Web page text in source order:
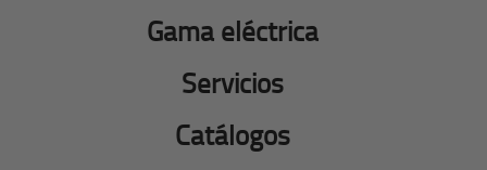
Gama eléctrica
Servicios
Catálogos